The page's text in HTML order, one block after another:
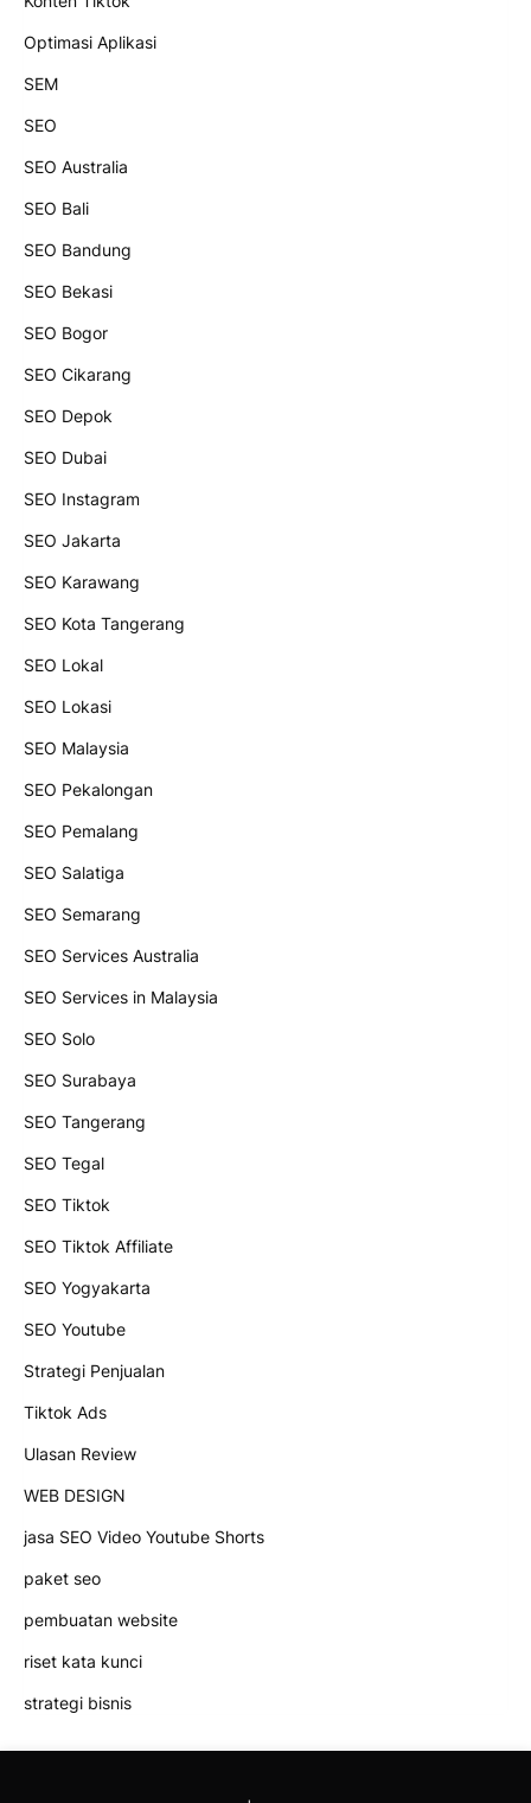
Optimasi Aplikasi
SEM
SEO
SEO Australia
SEO Bali
SEO Bandung
SEO Bekasi
SEO Bogor
SEO Cikarang
SEO Depok
SEO Dubai
SEO Instagram
SEO Jakarta
SEO Karawang
SEO Kota Tangerang
SEO Lokal
SEO Lokasi
SEO Malaysia
SEO Pekalongan
SEO Pemalang
SEO Salatiga
SEO Semarang
SEO Services Australia
SEO Services in Malaysia
SEO Solo
SEO Surabaya
SEO Tangerang
SEO Tegal
SEO Tiktok
SEO Tiktok Affiliate
SEO Yogyakarta
SEO Youtube
Strategi Penjualan
Tiktok Ads
Ulasan Review
WEB DESIGN
jasa SEO Video Youtube Shorts
paket seo
pembuatan website
riset kata kunci
strategi bisnis